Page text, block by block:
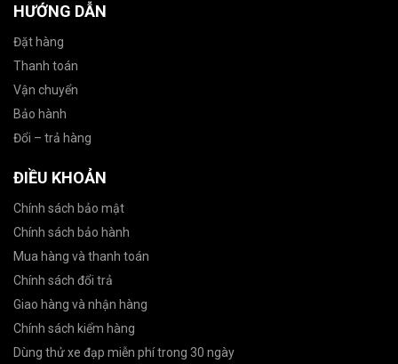
HƯỚNG DẪN
Đặt hàng
Thanh toán
Vận chuyển
Bảo hành
Đổi – trả hàng
ĐIỀU KHOẢN
Chính sách bảo mật
Chính sách bảo hành
Mua hàng và thanh toán
Chính sách đổi trả
Giao hàng và nhận hàng
Chính sách kiểm hàng
Dùng thử xe đạp miễn phí trong 30 ngày